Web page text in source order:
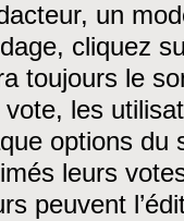
un
cliquez
toujours le
vote, les
options du
leurs
peuvent